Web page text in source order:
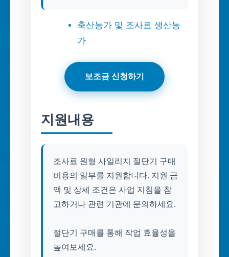
축산농가 및 조사료 생산농
가
보조금 신청하기
지원내용
조사료 원형 사일리지 절단기 구매
비용의 일부를 지원합니다. 지원 금
액 및 상세 조건은 사업 지침을 참
고하거나 관련 기관에 문의하세요.
절단기 구매를 통해 작업 효율성을
높여보세요.